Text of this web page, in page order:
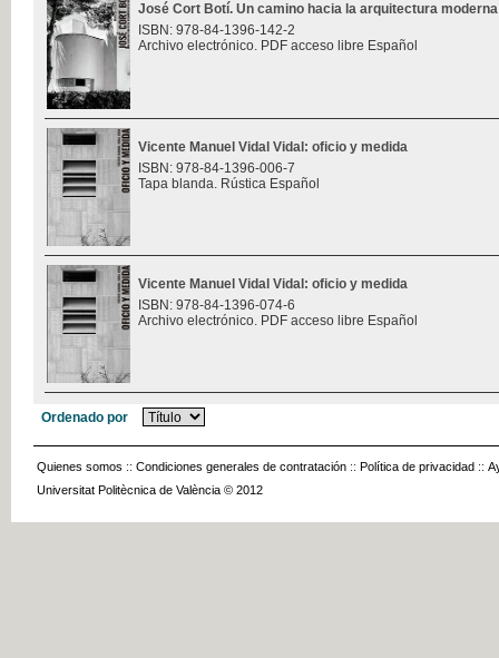
José Cort Botí. Un camino hacia la arquitectura moderna
ISBN: 978-84-1396-142-2
Archivo electrónico. PDF acceso libre Español
Vicente Manuel Vidal Vidal: oficio y medida
ISBN: 978-84-1396-006-7
Tapa blanda. Rústica Español
Vicente Manuel Vidal Vidal: oficio y medida
ISBN: 978-84-1396-074-6
Archivo electrónico. PDF acceso libre Español
Ordenado por
Quienes somos :: Condiciones generales de contratación :: Política de privacidad ::
Universitat Politècnica de València © 2012